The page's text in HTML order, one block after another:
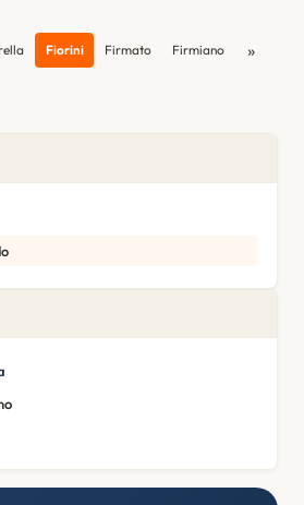
Fiorini Firmato Firmiano »